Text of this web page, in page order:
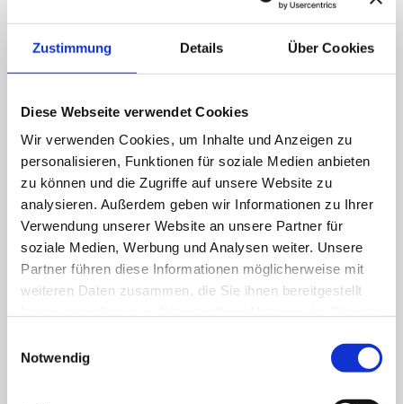
Zustimmung Details Über Cookies
Diese Webseite verwendet Cookies
Wir verwenden Cookies, um Inhalte und Anzeigen zu
personalisieren, Funktionen für soziale Medien anbieten
zu können und die Zugriffe auf unsere Website zu
analysieren. Außerdem geben wir Informationen zu Ihrer
Verwendung unserer Website an unsere Partner für
soziale Medien, Werbung und Analysen weiter. Unsere
Partner führen diese Informationen möglicherweise mit
weiteren Daten zusammen, die Sie ihnen bereitgestellt
Detaillierte Informationen und wie Sie Ihre Einwilligung
Notwendig
Ob Zeit für Recherche, Webinare oder
externe Qualifizierung: Deine Initiative zur
Weiterbildung wird bei w3work jederzeit
regelmäßig Fortbildungen für unser Team.
Flache Hierarchien
dein Aufgabengebiet aktiv mitzugestalten